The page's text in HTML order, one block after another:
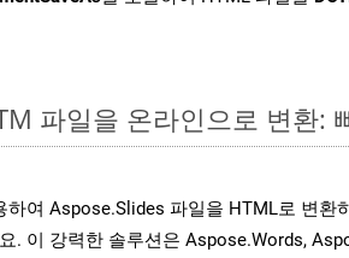
파일을 온라인으로 변환:
하여 Aspose.Slides 파일을 HTML로 변환
. 이 강력한 솔루션은 Aspose.Words,